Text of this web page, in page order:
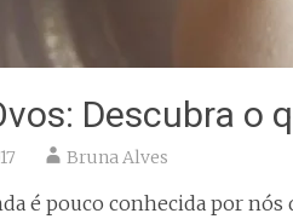
Descubra o
Bruna Alves
é pouco conhecida por